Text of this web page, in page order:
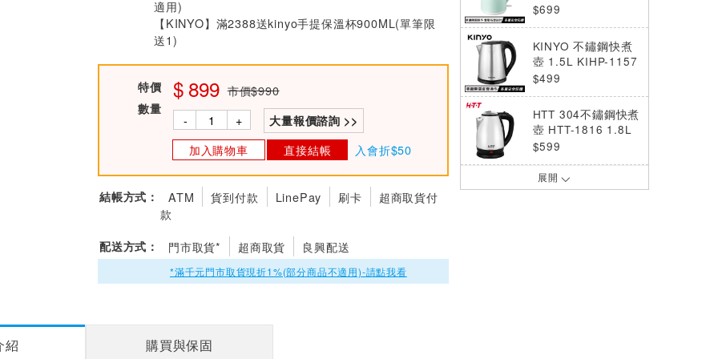
適用)
【KINYO】滿2388送kinyo手提保溫杯900ML(單筆限
送1)
特價 899 市價$990
數量
- + 大量報價諮詢 >>
加入購物車 直接結帳 入會折$50
結帳方式： ATM 貨到付款 LinePay 刷卡
超商取貨付
款
配送方式： 門市取貨* 超商取貨 良興配送
*滿千元門市取貨現折1%(部分商品不適用)-請點我看
66
$699
KINYO 不鏽鋼快煮
壺 1.5L KIHP-1157
$499
HTT 304不鏽鋼快煮
壺 HTT-1816 1.8L
$599
KINYO 玻璃溫控快
展開
紹 購買與保固